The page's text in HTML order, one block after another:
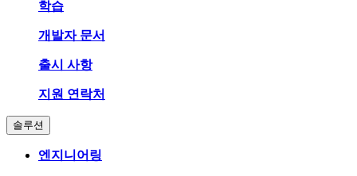
학습
개발자 문서
출시 사항
지원 연락처
솔루션
엔지니어링